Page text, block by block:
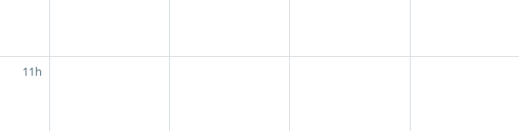
11h